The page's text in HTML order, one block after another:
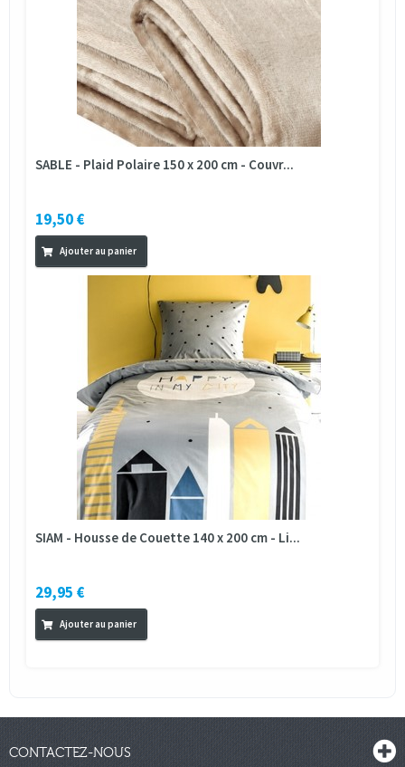
SABLE - Plaid Polaire 150 x 200 cm - Couvr...
19,50 €
Ajouter au panier
SIAM - Housse de Couette 140 x 200 cm - Li...
29,95 €
Ajouter au panier
CONTACTEZ-NOUS